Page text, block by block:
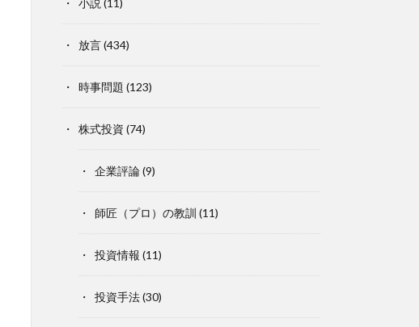
小説 (11)
放言(434)
時事問題 (123)
株式投資 (74)
企業評論(9)
師匠（プロ）の教訓 (11)
投資情報 (11)
投資手法(30)